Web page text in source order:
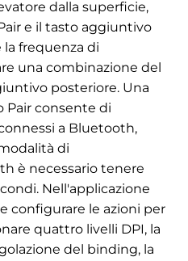
dalla superficie,
e il tasto aggiuntivo
frequenza di
una combinazione del
posteriore. Una
Pair consente di
a Bluetooth,
di
è necessario tenere
Nell'applicazione
configurare le azioni per
quattro livelli DPI, la
del binding, la